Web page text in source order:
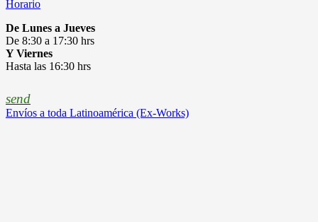
Horario
De Lunes a Jueves
De 8:30 a 17:30 hrs
Y Viernes
Hasta las 16:30 hrs
send
Envíos a toda Latinoamérica (Ex-Works)